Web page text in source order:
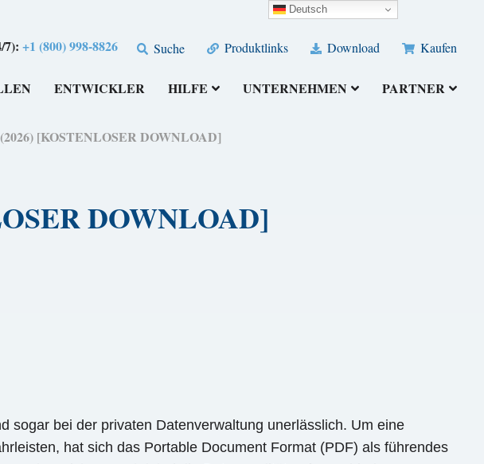
7):+1 (800) 998-8826 Suche Produktlinks Download Kaufen
ENTWICKLER HILFE UNTERNEHMEN PARTNER
[KOSTENLOSER DOWNLOAD]
DOWNLOAD]
sogar bei der privaten Datenverwaltung unerlässlich. Um eine
hat sich das Portable Document Format (PDF) als führendes
Deutsch